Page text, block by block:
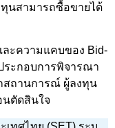
ทุนสามารถซื้อขายได้
ะความแคบของ Bid-
ระกอบการพิจารณา
สถานการณ์ ผู้ลงทุน
นตัดสินใจ